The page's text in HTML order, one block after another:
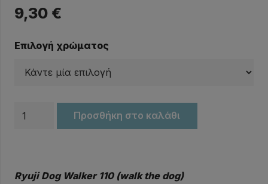
9,30 €
Επιλογή χρώματος
Ψαράκια
110
Προσθήκη στο καλάθι
Ryuji Dog Walker 110 (walk the dog)